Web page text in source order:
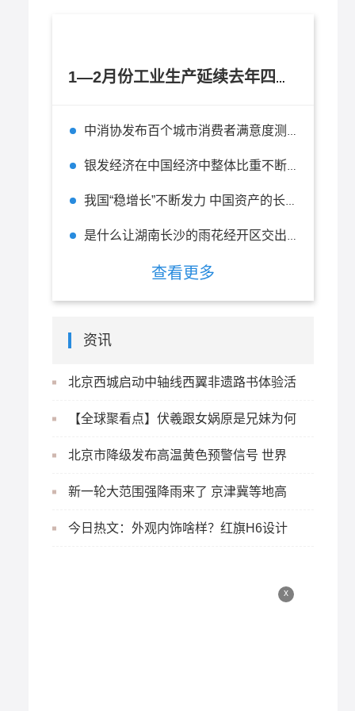
1—2月份工业生产延续去年四季度以来逐月回升态势
中消协发布百个城市消费者满意度测评报告 杭州位列全国百城第二
银发经济在中国经济中整体比重不断上升 在未来有无限的前景
我国“稳增长”不断发力 中国资产的长期投资价值不改
是什么让湖南长沙的雨花经开区交出一张“五好”园区的精彩答卷？
查看更多
资讯
北京西城启动中轴线西翼非遗路书体验活
动|每日焦点
【全球聚看点】伏羲跟女娲原是兄妹为何
能结合？他们向苍天祈求时，有什么指
示？
北京市降级发布高温黄色预警信号 世界
速读
新一轮大范围强降雨来了 京津冀等地高
温将短暂减弱
今日热文：外观内饰啥样？红旗H6设计
x